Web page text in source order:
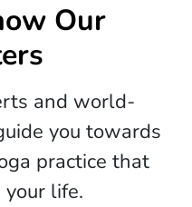
Our
and world-
you towards
practice that
life.